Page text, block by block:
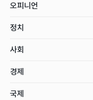
오피니언
정치
사회
경제
국제